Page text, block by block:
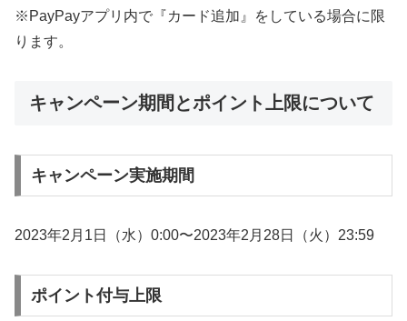
※PayPayアプリ内で『カード追加』をしている場合に限
ります。
キャンペーン期間とポイント上限について
キャンペーン実施期間
2023年2月1日（水）0:00〜2023年2月28日（火）23:59
ポイント付与上限